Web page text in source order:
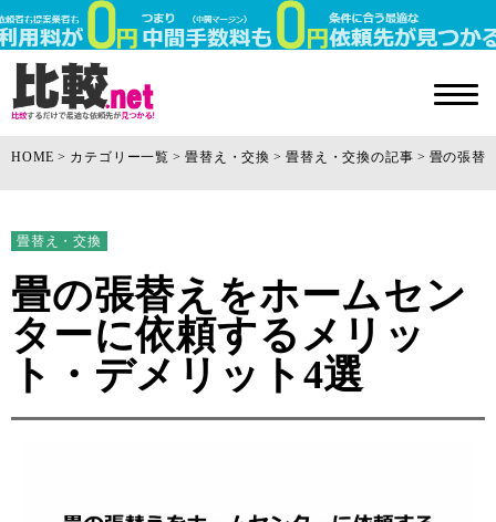
HOME カテゴリー一覧 畳替え・交換 畳替え・交換の記事 畳の張替
畳替え・交換
畳の張替えをホームセン
ターに依頼するメリッ
ト・デメリット4選